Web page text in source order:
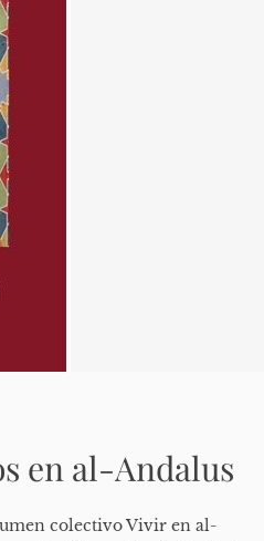
en al-Andalus
colectivo Vivir en al-